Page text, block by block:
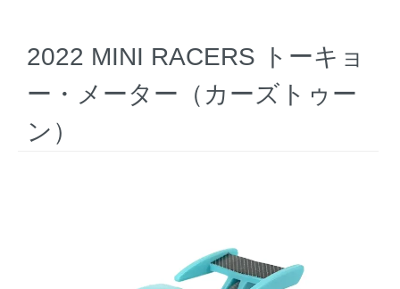
2022 MINI RACERS トーキョ
ー・メーター（カーズトゥー
ン）